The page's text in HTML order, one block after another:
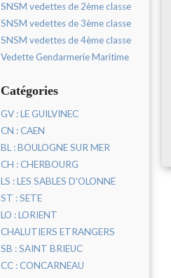
SNSM vedettes de 2ème classe
SNSM vedettes de 3ème classe
SNSM vedettes de 4ème classe
Vedette Gendarmerie Maritime
Catégories
GV : LE GUILVINEC
CN : CAEN
BL : BOULOGNE SUR MER
CH : CHERBOURG
LS : LES SABLES D'OLONNE
ST : SETE
LO : LORIENT
CHALUTIERS ETRANGERS
SB : SAINT BRIEUC
CC : CONCARNEAU